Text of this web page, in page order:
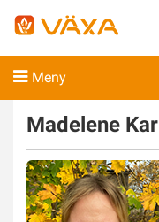
Meny
Madelene